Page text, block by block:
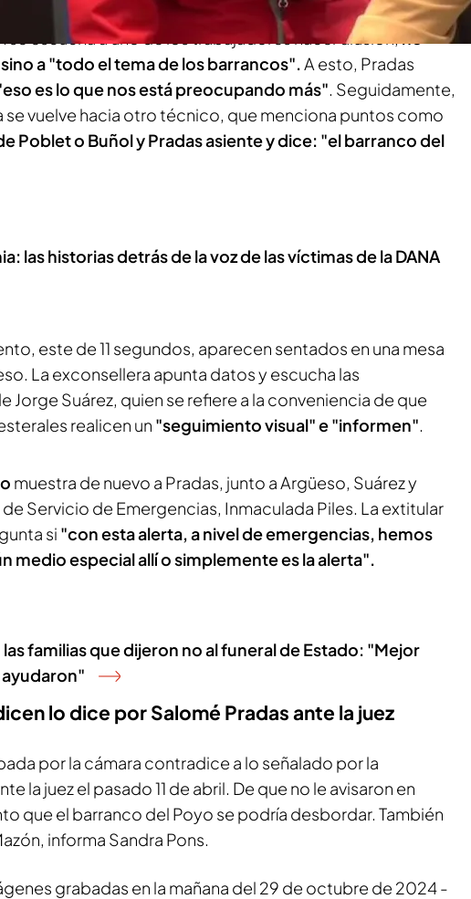
se escucha a uno de los trabajadores hacer alusión,
no
sino a "todo el tema de los barrancos".A esto, Pradas
es lo que nos está preocupando más". Seguidamente,
se vuelve hacia otro técnico, que menciona puntos como
Poblet o Buñol y Pradas asiente y dice: "el barranco del
las historias detrás de la voz de las víctimas de la DANA
este de 11 segundos, aparecen sentados en una mesa
La exconsellera apunta datos y escucha las
Jorge Suárez, quien se refiere a la conveniencia de que
realicen un "seguimiento visual" e "informen".
muestra de nuevo a Pradas, junto a Argüeso, Suárez y
Servicio de Emergencias, Inmaculada Piles. La extitular
si "con esta alerta, a nivel de emergencias, hemos
medio especial allí o simplemente es la alerta".
familias que dijeron no al funeral de Estado: "Mejor
lo dice por Salomé Pradas ante la juez
por la cámara contradice a lo señalado por la
la juez el pasado 11 de abril. De que no le avisaron en
que el barranco del Poyo se podría desbordar. También
informa Sandra Pons.
grabadas en la mañana del 29 de octubre de 2024 -